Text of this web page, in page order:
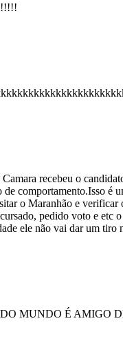
recebeu o
comportamento.Isso é
o Maranhão e verificar
pedido voto e etc
ele não vai dar um
MUNDO É AMIGO